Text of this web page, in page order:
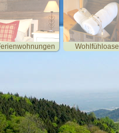
Wohlfühloase